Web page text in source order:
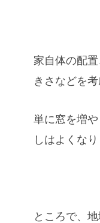
家自体の配
きさなどを考
単に窓を増
しはよくなり
ところで、